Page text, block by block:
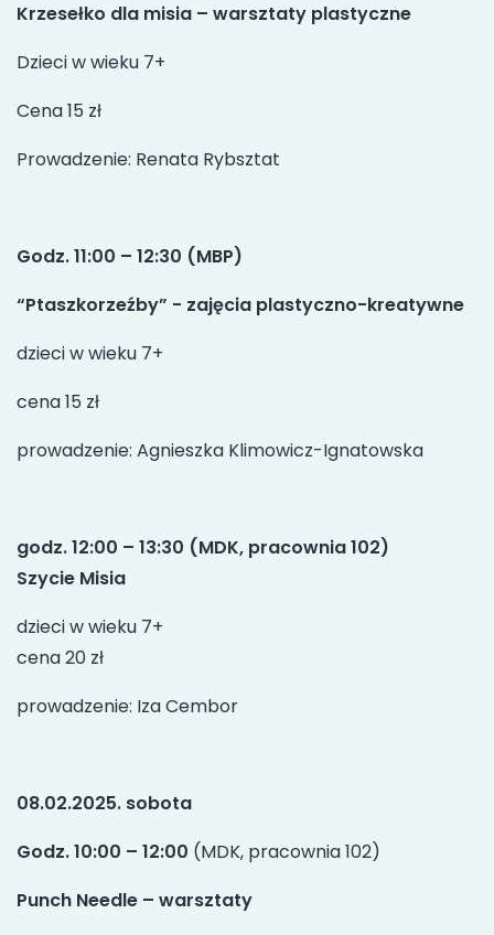
Krzesełko dla misia – warsztaty plastyczne
Dzieci w wieku 7+
Cena 15 zł
Prowadzenie: Renata Rybsztat
Godz. 11:00 – 12:30 (MBP)
“Ptaszkorzeźby” - zajęcia plastyczno-kreatywne
dzieci w wieku 7+
cena 15 zł
prowadzenie: Agnieszka Klimowicz-Ignatowska
godz. 12:00 – 13:30 (MDK, pracownia 102)
Szycie Misia
dzieci w wieku 7+
cena 20 zł
prowadzenie: Iza Cembor
08.02.2025. sobota
Godz. 10:00 – 12:00 (MDK, pracownia 102)
Punch Needle – warsztaty